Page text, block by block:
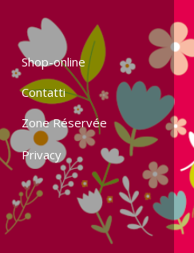
Shop-online
Contatti
Zone Réservée
Privacy